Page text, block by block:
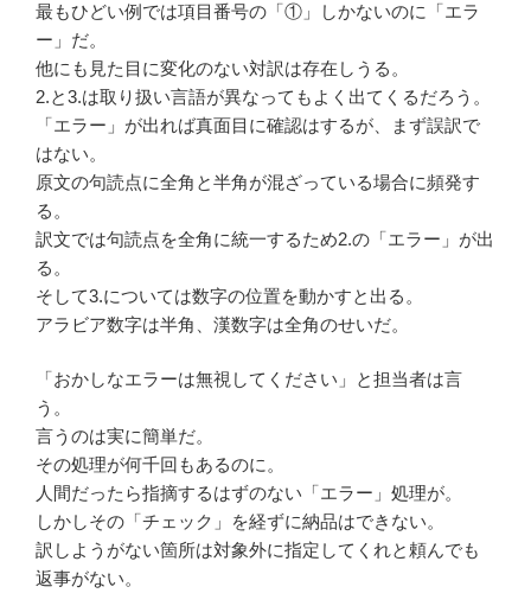
最もひどい例では項目番号の「①」しかないのに「エラ
ー」だ。
他にも見た目に変化のない対訳は存在しうる。
2.と3.は取り扱い言語が異なってもよく出てくるだろう。
「エラー」が出れば真面目に確認はするが、まず誤訳で
はない。
原文の句読点に全角と半角が混ざっている場合に頻発す
る。
訳文では句読点を全角に統一するため2.の「エラー」が出
る。
そして3.については数字の位置を動かすと出る。
アラビア数字は半角、漢数字は全角のせいだ。
「おかしなエラーは無視してください」と担当者は言
う。
言うのは実に簡単だ。
その処理が何千回もあるのに。
人間だったら指摘するはずのない「エラー」処理が。
しかしその「チェック」を経ずに納品はできない。
訳しようがない箇所は対象外に指定してくれと頼んでも
返事がない。